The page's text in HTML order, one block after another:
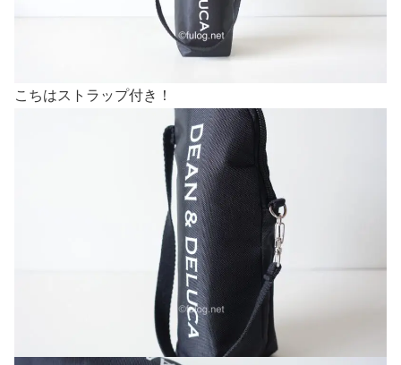
こちはストラップ付き！